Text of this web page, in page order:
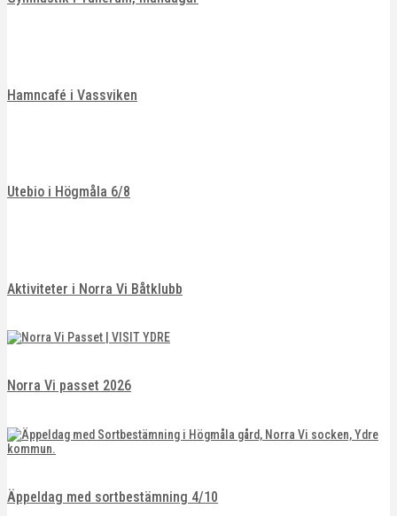
Hamncafé i Vassviken
Utebio i Högmåla 6/8
Aktiviteter i Norra Vi Båtklubb
Norra Vi passet 2026
Äppeldag med sortbestämning 4/10